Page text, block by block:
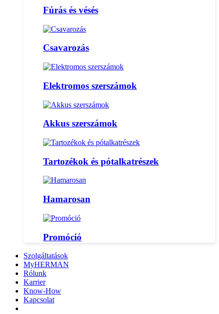
Fúrás és vésés
Csavarozás
Elektromos szerszámok
Akkus szerszámok
Tartozékok és pótalkatrészek
Hamarosan
Promóció
Szolgáltatások
MyHERMAN
Rólunk
Karrier
Know-How
Kapcsolat